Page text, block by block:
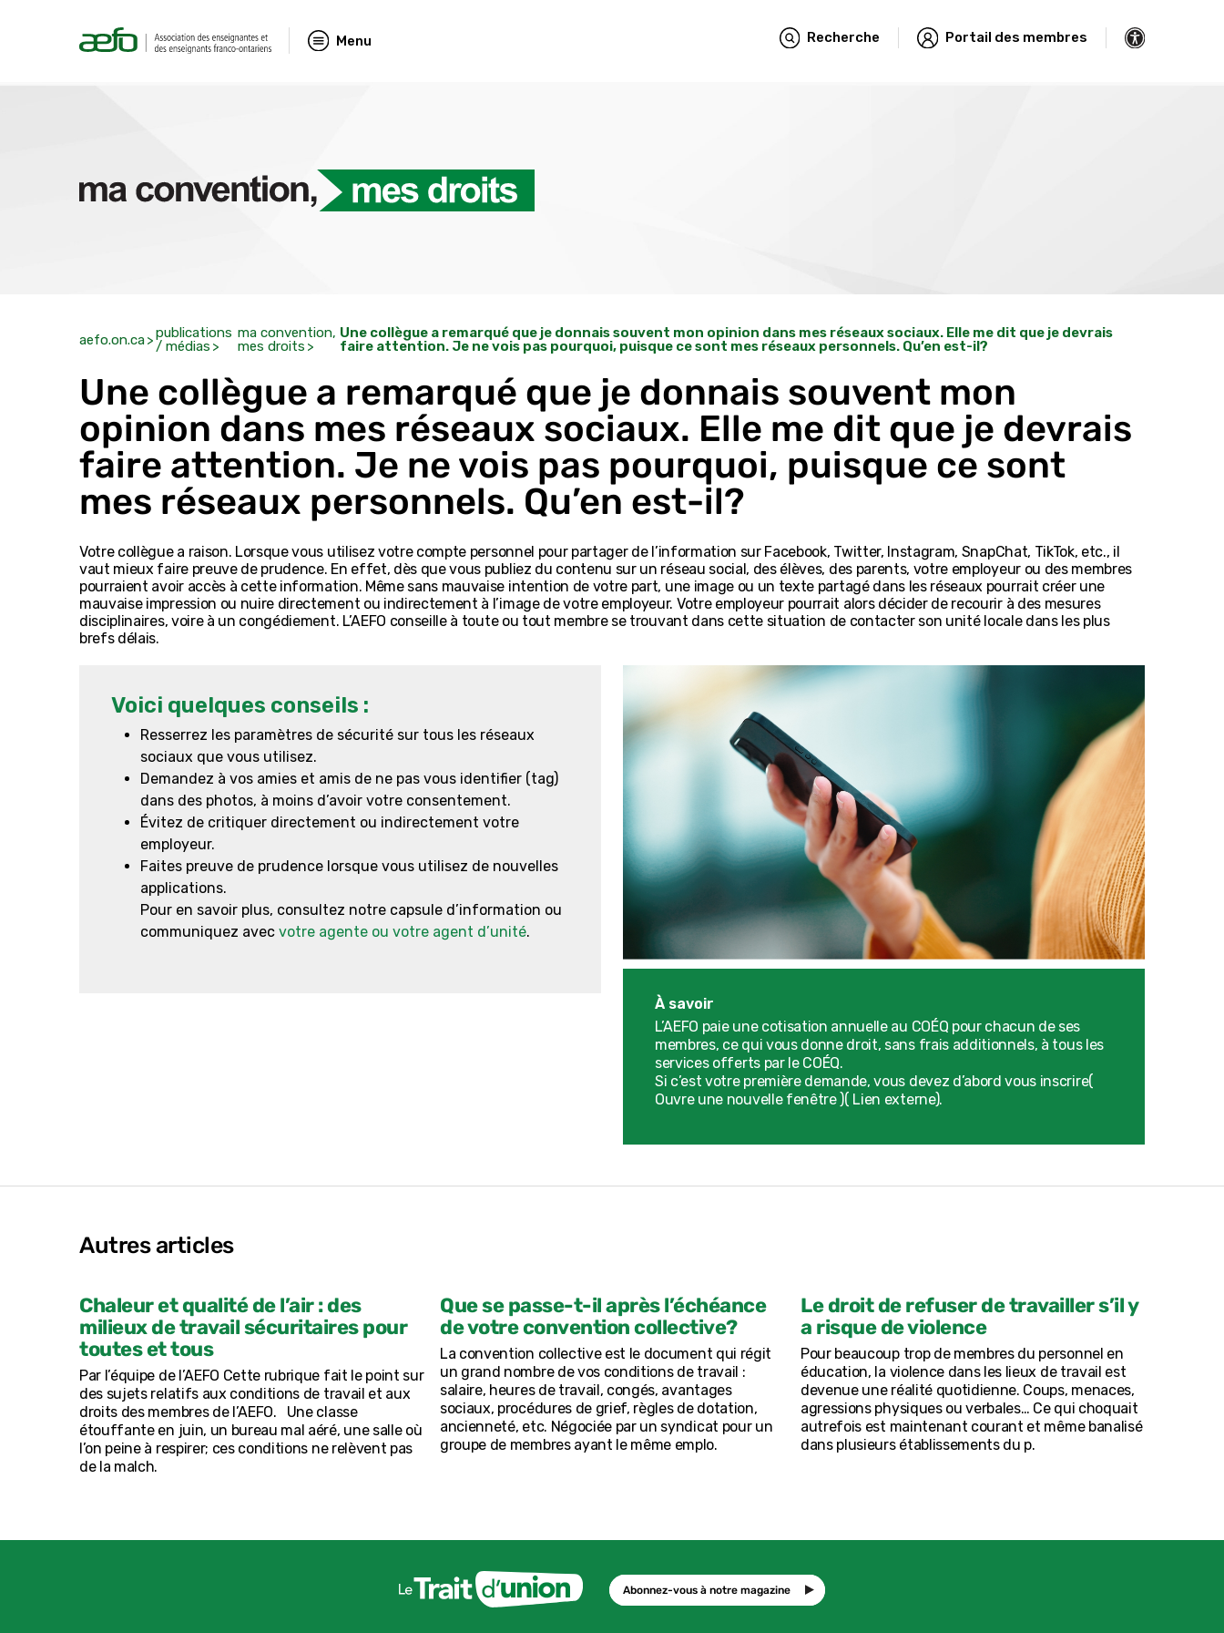
Menu Recherche Portail des membres
aefo.on.ca
publications
/ médias
ma convention,
mes droits
Une collègue a remarqué que je donnais souvent mon opinion dans mes réseaux sociaux. Elle me dit que je devrais
faire attention. Je ne vois pas pourquoi, puisque ce sont mes réseaux personnels. Qu’en est-il?
Une collègue a remarqué que je donnais souvent mon
opinion dans mes réseaux sociaux. Elle me dit que je devrais
faire attention. Je ne vois pas pourquoi, puisque ce sont
mes réseaux personnels. Qu’en est-il?
Votre collègue a raison. Lorsque vous utilisez votre compte personnel pour partager de l’information sur Facebook, Twitter, Instagram, SnapChat, TikTok, etc., il
vaut mieux faire preuve de prudence. En effet, dès que vous publiez du contenu sur un réseau social, des élèves, des parents, votre employeur ou des membres
pourraient avoir accès à cette information. Même sans mauvaise intention de votre part, une image ou un texte partagé dans les réseaux pourrait créer une
mauvaise impression ou nuire directement ou indirectement à l’image de votre employeur. Votre employeur pourrait alors décider de recourir à des mesures
disciplinaires, voire à un congédiement. L’AEFO conseille à toute ou tout membre se trouvant dans cette situation de contacter son unité locale dans les plus
brefs délais.
Voici quelques conseils :
Resserrez les paramètres de sécurité sur tous les réseaux
sociaux que vous utilisez.
Demandez à vos amies et amis de ne pas vous identifier (tag)
dans des photos, à moins d’avoir votre consentement.
Évitez de critiquer directement ou indirectement votre
employeur.
Faites preuve de prudence lorsque vous utilisez de nouvelles
applications.
Pour en savoir plus, consultez notre capsule d’information ou
communiquez avec votre agente ou votre agent d’unité.
À savoir
L’AEFO paie une cotisation annuelle au COÉQ pour chacun de ses
membres, ce qui vous donne droit, sans frais additionnels, à tous les
services offerts par le COÉQ.
Si c’est votre première demande, vous devez d’abord vous inscrire(
Ouvre une nouvelle fenêtre )( Lien externe).
Autres articles
Chaleur et qualité de l’air : des
milieux de travail sécuritaires pour
toutes et tous
Par l’équipe de l’AEFO Cette rubrique fait le point sur
des sujets relatifs aux conditions de travail et aux
droits des membres de l’AEFO. Une classe
étouffante en juin, un bureau mal aéré, une salle où
l’on peine à respirer; ces conditions ne relèvent pas
de la malch.
Que se passe-t-il après l’échéance
de votre convention collective?
La convention collective est le document qui régit
un grand nombre de vos conditions de travail :
salaire, heures de travail, congés, avantages
sociaux, procédures de grief, règles de dotation,
ancienneté, etc. Négociée par un syndicat pour un
groupe de membres ayant le même emplo.
Le droit de refuser de travailler s’il y
a risque de violence
Pour beaucoup trop de membres du personnel en
éducation, la violence dans les lieux de travail est
devenue une réalité quotidienne. Coups, menaces,
agressions physiques ou verbales… Ce qui choquait
autrefois est maintenant courant et même banalisé
dans plusieurs établissements du p.
Abonnez-vous à notre magazine